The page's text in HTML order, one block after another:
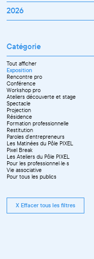
Janvier
Mars
Juin
Juillet
Septembre
Octobre
Novembre
Décembre
2026
Avril
Mai
Juin
Septembre
Octobre
Novembre
Catégorie
Tout afficher
Exposition
Rencontre pro
Conférence
Workshop pro
Ateliers découverte et stage
Spectacle
Projection
Résidence
Formation professionnelle
Restitution
Paroles d'entrepreneurs
Les Matinées du Pôle PIXEL
Pixel Break
Les Ateliers du Pôle PIXEL
Pour les professionnel·le·s
Vie associative
Pour tous les publics
X Effacer tous les filtres